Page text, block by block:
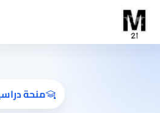
منحة